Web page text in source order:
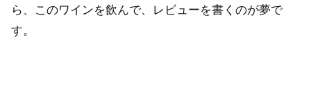
ら、このワインを飲んで、レビューを書くのが夢で
す。